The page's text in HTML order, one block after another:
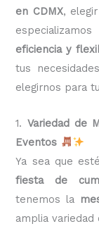
en CDMX,
eficiencia y
tus
elegirnos para
1. Variedad de
Eventos
Ya sea que
fiesta de
tenemos la
amplia variedad